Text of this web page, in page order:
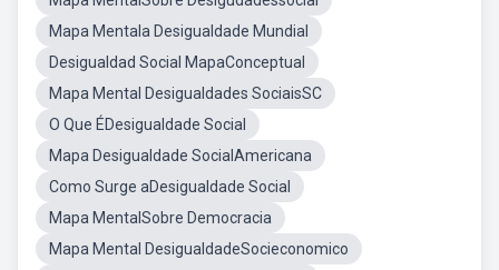
Mapa Mentala Desigualdade Mundial
Desigualdad Social MapaConceptual
Mapa Mental Desigualdades SociaisSC
O Que ÉDesigualdade Social
Mapa Desigualdade SocialAmericana
Como Surge aDesigualdade Social
Mapa MentalSobre Democracia
Mapa Mental DesigualdadeSocieconomico